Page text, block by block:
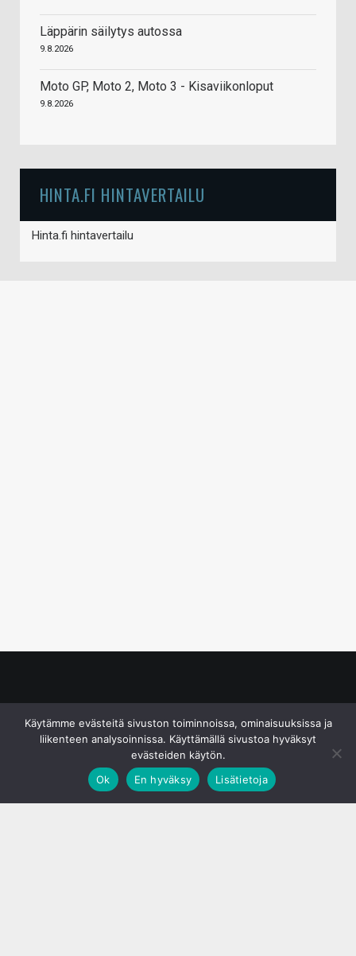
Läppärin säilytys autossa
9.8.2026
Moto GP, Moto 2, Moto 3 - Kisaviikonloput
9.8.2026
HINTA.FI HINTAVERTAILU
Hinta.fi hintavertailu
Käytämme evästeitä sivuston toiminnoissa, ominaisuuksissa ja
liikenteen analysoinnissa. Käyttämällä sivustoa hyväksyt
evästeiden käytön.
Ok
En hyväksy Lisätietoja